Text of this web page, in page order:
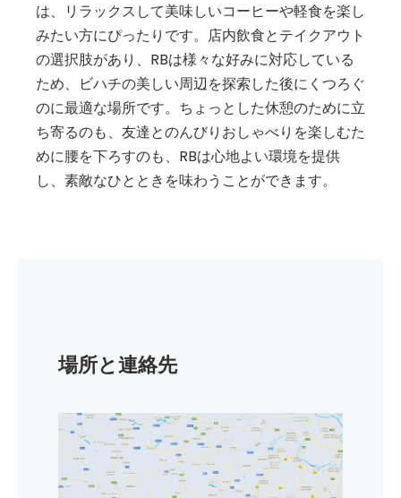
は、リラックスして美味しいコーヒーや軽食を楽し
みたい方にぴったりです。店内飲食とテイクアウト
の選択肢があり、RBは様々な好みに対応している
ため、ビハチの美しい周辺を探索した後にくつろぐ
のに最適な場所です。ちょっとした休憩のために立
ち寄るのも、友達とのんびりおしゃべりを楽しむた
めに腰を下ろすのも、RBは心地よい環境を提供
し、素敵なひとときを味わうことができます。
場所と連絡先